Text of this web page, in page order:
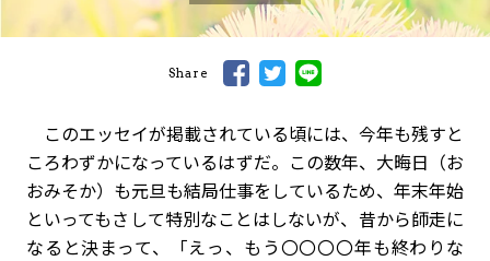
Share
このエッセイが掲載されている頃には、今年も残すと
ころわずかになっているはずだ。この数年、大晦日（お
おみそか）も元旦も結局仕事をしているため、年末年始
といってもさして特別なことはしないが、昔から師走に
なると決まって、「えっ、もう〇〇〇〇年も終わりな